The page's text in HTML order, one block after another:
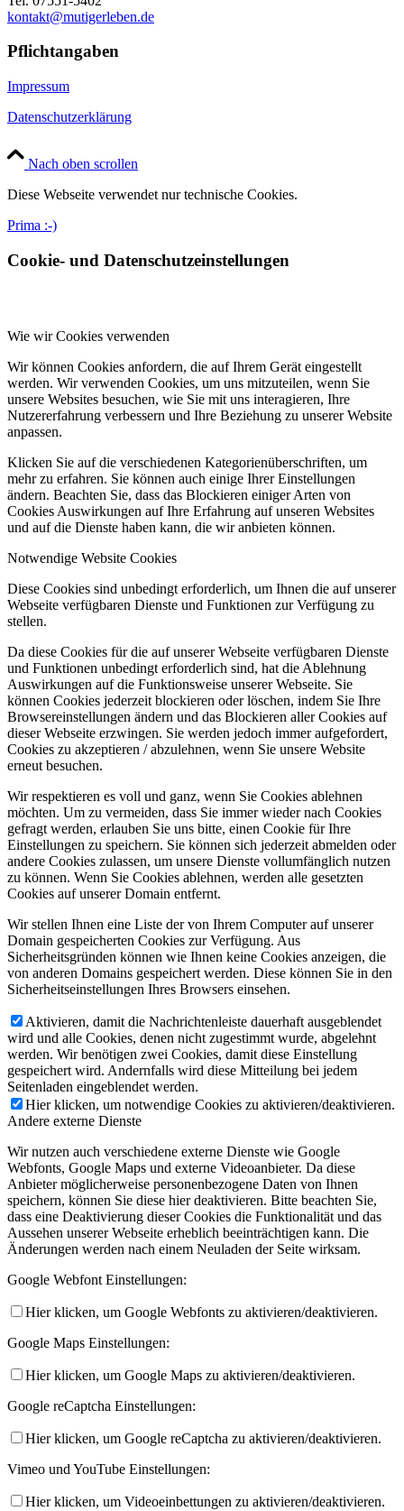
kontakt@mutigerleben.de
Pflichtangaben
Impressum
Datenschutzerklärung
Nach oben scrollen
Diese Webseite verwendet nur technische Cookies.
Prima :-)
Cookie- und Datenschutzeinstellungen
Wie wir Cookies verwenden
Wir können Cookies anfordern, die auf Ihrem Gerät eingestellt
werden. Wir verwenden Cookies, um uns mitzuteilen, wenn Sie
unsere Websites besuchen, wie Sie mit uns interagieren, Ihre
Nutzererfahrung verbessern und Ihre Beziehung zu unserer Website
anpassen.
Klicken Sie auf die verschiedenen Kategorienüberschriften, um
mehr zu erfahren. Sie können auch einige Ihrer Einstellungen
ändern. Beachten Sie, dass das Blockieren einiger Arten von
Cookies Auswirkungen auf Ihre Erfahrung auf unseren Websites
und auf die Dienste haben kann, die wir anbieten können.
Notwendige Website Cookies
Diese Cookies sind unbedingt erforderlich, um Ihnen die auf unserer
Webseite verfügbaren Dienste und Funktionen zur Verfügung zu
stellen.
Da diese Cookies für die auf unserer Webseite verfügbaren Dienste
und Funktionen unbedingt erforderlich sind, hat die Ablehnung
Auswirkungen auf die Funktionsweise unserer Webseite. Sie
können Cookies jederzeit blockieren oder löschen, indem Sie Ihre
Browsereinstellungen ändern und das Blockieren aller Cookies auf
dieser Webseite erzwingen. Sie werden jedoch immer aufgefordert,
Cookies zu akzeptieren / abzulehnen, wenn Sie unsere Website
erneut besuchen.
Wir respektieren es voll und ganz, wenn Sie Cookies ablehnen
möchten. Um zu vermeiden, dass Sie immer wieder nach Cookies
gefragt werden, erlauben Sie uns bitte, einen Cookie für Ihre
Einstellungen zu speichern. Sie können sich jederzeit abmelden oder
andere Cookies zulassen, um unsere Dienste vollumfänglich nutzen
zu können. Wenn Sie Cookies ablehnen, werden alle gesetzten
Cookies auf unserer Domain entfernt.
Wir stellen Ihnen eine Liste der von Ihrem Computer auf unserer
Domain gespeicherten Cookies zur Verfügung. Aus
Sicherheitsgründen können wie Ihnen keine Cookies anzeigen, die
von anderen Domains gespeichert werden. Diese können Sie in den
Sicherheitseinstellungen Ihres Browsers einsehen.
Aktivieren, damit die Nachrichtenleiste dauerhaft ausgeblendet
wird und alle Cookies, denen nicht zugestimmt wurde, abgelehnt
werden. Wir benötigen zwei Cookies, damit diese Einstellung
gespeichert wird. Andernfalls wird diese Mitteilung bei jedem
Seitenladen eingeblendet werden.
Hier klicken, um notwendige Cookies zu aktivieren/deaktivieren.
Andere externe Dienste
Wir nutzen auch verschiedene externe Dienste wie Google
Webfonts, Google Maps und externe Videoanbieter. Da diese
Anbieter möglicherweise personenbezogene Daten von Ihnen
speichern, können Sie diese hier deaktivieren. Bitte beachten Sie,
dass eine Deaktivierung dieser Cookies die Funktionalität und das
Aussehen unserer Webseite erheblich beeinträchtigen kann. Die
Änderungen werden nach einem Neuladen der Seite wirksam.
Google Webfont Einstellungen:
Hier klicken, um Google Webfonts zu aktivieren/deaktivieren.
Google Maps Einstellungen:
Hier klicken, um Google Maps zu aktivieren/deaktivieren.
Google reCaptcha Einstellungen:
Hier klicken, um Google reCaptcha zu aktivieren/deaktivieren.
Vimeo und YouTube Einstellungen:
Hier klicken, um Videoeinbettungen zu aktivieren/deaktivieren.